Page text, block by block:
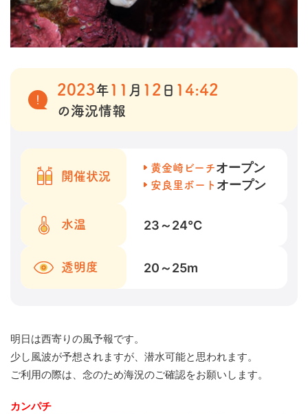
2023年 11 月 12 日 14:42
の海況情報
開催状況
黄金崎ビーチオープン
安良里ボート オープン
水温 23～24℃
透明度 20～25m
明日は西寄りの風予報です。
少し風波が予想されますが、潜水可能と思われます。
ご利用の際は、念のため海況のご確認をお願いします。
カンパチ